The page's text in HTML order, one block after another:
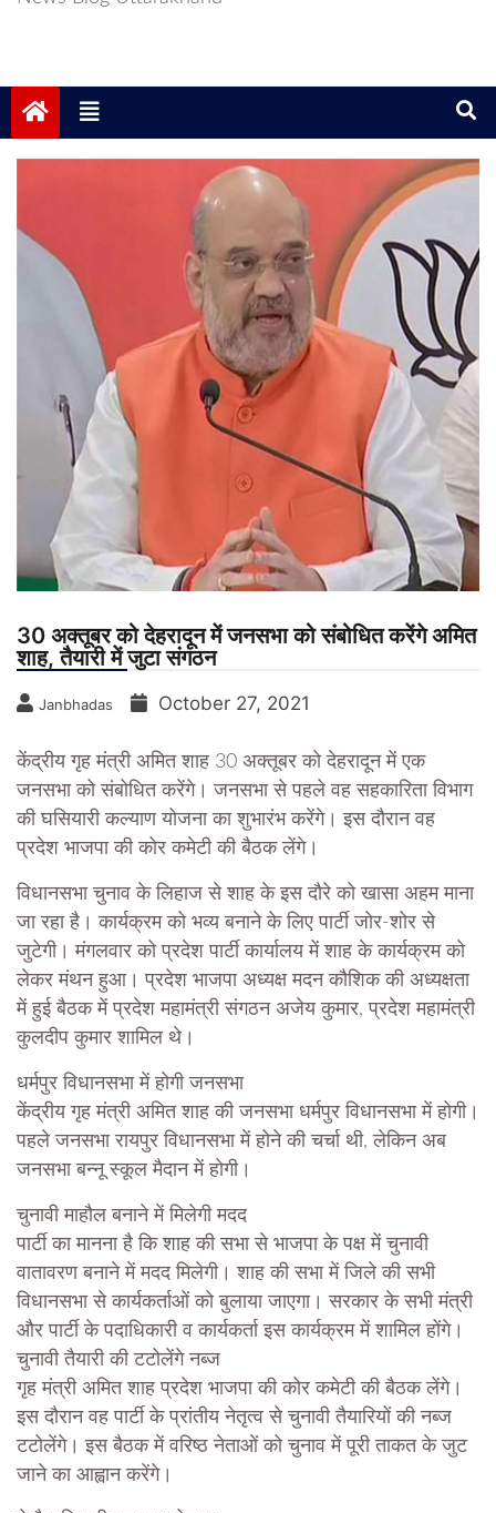
30 अक्तूबर को देहरादून में जनसभा को संबोधित करेंगे अमित
शाह, तैयारी में जुटा संगठन
Janbhadas October 27, 2021
केंद्रीय गृह मंत्री अमित शाह 30 अक्तूबर को देहरादून में एक
जनसभा को संबोधित करेंगे। जनसभा से पहले वह सहकारिता विभाग
की घसियारी कल्याण योजना का शुभारंभ करेंगे। इस दौरान वह
प्रदेश भाजपा की कोर कमेटी की बैठक लेंगे।
विधानसभा चुनाव के लिहाज से शाह के इस दौरे को खासा अहम माना
जा रहा है। कार्यक्रम को भव्य बनाने के लिए पार्टी जोर-शोर से
जुटेगी। मंगलवार को प्रदेश पार्टी कार्यालय में शाह के कार्यक्रम को
लेकर मंथन हुआ। प्रदेश भाजपा अध्यक्ष मदन कौशिक की अध्यक्षता
में हुई बैठक में प्रदेश महामंत्री संगठन अजेय कुमार, प्रदेश महामंत्री
कुलदीप कुमार शामिल थे।
धर्मपुर विधानसभा में होगी जनसभा
केंद्रीय गृह मंत्री अमित शाह की जनसभा धर्मपुर विधानसभा में होगी।
पहले जनसभा रायपुर विधानसभा में होने की चर्चा थी, लेकिन अब
जनसभा बन्नू स्कूल मैदान में होगी।
चुनावी माहौल बनाने में मिलेगी मदद
पार्टी का मानना है कि शाह की सभा से भाजपा के पक्ष में चुनावी
वातावरण बनाने में मदद मिलेगी। शाह की सभा में जिले की सभी
विधानसभा से कार्यकर्ताओं को बुलाया जाएगा। सरकार के सभी मंत्री
और पार्टी के पदाधिकारी व कार्यकर्ता इस कार्यक्रम में शामिल होंगे।
चुनावी तैयारी की टटोलेंगे नब्ज
गृह मंत्री अमित शाह प्रदेश भाजपा की कोर कमेटी की बैठक लेंगे।
इस दौरान वह पार्टी के प्रांतीय नेतृत्व से चुनावी तैयारियों की नब्ज
टटोलेंगे। इस बैठक में वरिष्ठ नेताओं को चुनाव में पूरी ताकत के जुट
जाने का आह्वान करेंगे।